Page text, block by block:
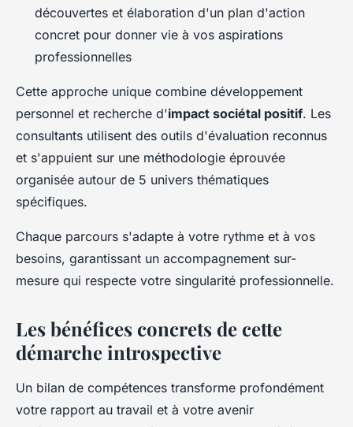
découvertes et élaboration d'un plan d'action
concret pour donner vie à vos aspirations
professionnelles
Cette approche unique combine développement
personnel et recherche d'impact sociétal positif. Les
consultants utilisent des outils d'évaluation reconnus
et s'appuient sur une méthodologie éprouvée
organisée autour de 5 univers thématiques
spécifiques.
Chaque parcours s'adapte à votre rythme et à vos
besoins, garantissant un accompagnement sur-
mesure qui respecte votre singularité professionnelle.
Les bénéfices concrets de cette
démarche introspective
Un bilan de compétences transforme profondément
votre rapport au travail et à votre avenir